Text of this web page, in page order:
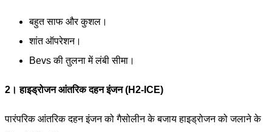
बहुत साफ और कुशल।
शांत ऑपरेशन।
Bevs की तुलना में लंबी सीमा।
2। हाइड्रोजन आंतरिक दहन इंजन (H2-ICE)
पारंपरिक आंतरिक दहन इंजन को गैसोलीन के बजाय हाइड्रोजन को जलाने के